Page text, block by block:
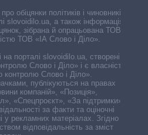
обіцянки політиків і чиновників,
slovoidilo.ua, а також інформація про
зібрана й опрацьована ТОВ «ІА
ТОВ «ІА Слово і Діло».
на порталі slovoidilo.ua, створені ГО
Слово і Діло» і є власністю
Слово і Діло».
публікуються на правах
компаній», «Позиція»,
«Спецпроєкт», «За підтримки».
за факти та оціночні
рекламних матеріалах. Згідно з
відповідальність за зміст